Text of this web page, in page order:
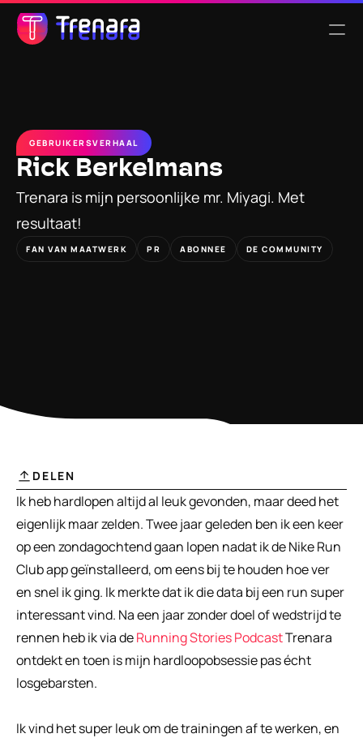
GEBRUIKERSVERHAAL
Rick Berkelmans
Trenara is mijn persoonlijke mr. Miyagi. Met
resultaat!
FAN VAN MAATWERK PR ABONNEE DE COMMUNITY
DELEN
Ik heb hardlopen altijd al leuk gevonden, maar deed het
eigenlijk maar zelden. Twee jaar geleden ben ik een keer
op een zondagochtend gaan lopen nadat ik de Nike Run
Club app geïnstalleerd, om eens bij te houden hoe ver
en snel ik ging. Ik merkte dat ik die data bij een run super
interessant vind. Na een jaar zonder doel of wedstrijd te
rennen heb ik via de Running Stories Podcast Trenara
ontdekt en toen is mijn hardloopobsessie pas écht
losgebarsten.
Ik vind het super leuk om de trainingen af te werken, en
Over ons
Tarieven